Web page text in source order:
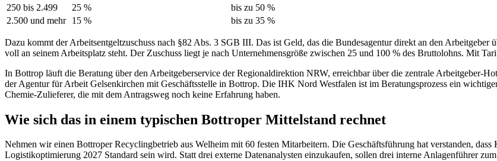
250 bis 2.499
25 %
bis zu 50 %
2.500 und mehr
15 % bis zu 35 %
Dazu kommt der Arbeitsentgeltzuschuss nach §82 Abs. 3 SGB III. Das ist Geld, das die Bundesagentur direkt an den
voll an seinem Arbeitsplatz steht. Der Zuschuss liegt je nach Unternehmensgröße zwischen 25 und 100 % des Bruttolohns. Mit
In Bottrop läuft die Beratung über den Arbeitgeberservice der Regionaldirektion NRW, erreichbar über die zentrale Arbeitgeber-
der Agentur für Arbeit Gelsenkirchen mit Geschäftsstelle in Bottrop. Die IHK Nord Westfalen ist im Beratungsprozess ein
Chemie-Zulieferer, die mit dem Antragsweg noch keine Erfahrung haben.
Wie sich das in einem typischen Bottroper Mittelstand rechnet
Nehmen wir einen Bottroper Recyclingbetrieb aus Welheim mit 60 festen Mitarbeitern. Die Geschäftsführung hat verstanden,
Logistikoptimierung 2027 Standard sein wird. Statt drei externe Datenanalysten einzukaufen, sollen drei interne Anlagenführer